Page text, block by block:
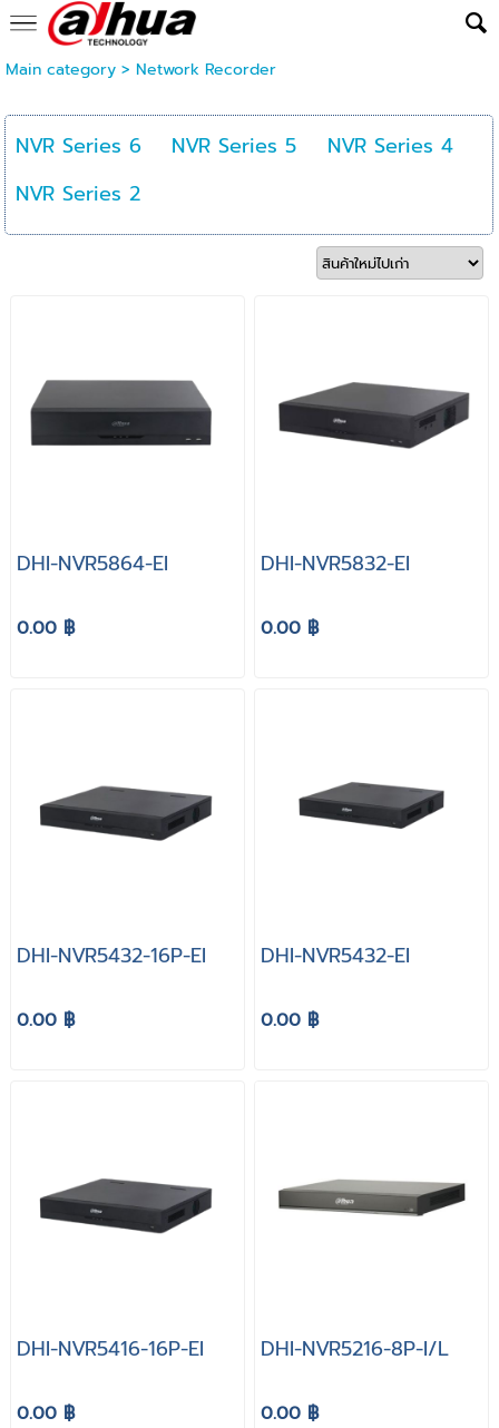
Main category> Network Recorder
NVR Series 6 NVR Series 5
NVR Series 4
NVR Series 2
DHI-NVR5864-EI
0.00 ฿
DHI-NVR5832-EI
0.00 ฿
DHI-NVR5432-16P-EI
0.00 ฿
DHI-NVR5432-EI
0.00 ฿
DHI-NVR5416-16P-EI
0.00 ฿
DHI-NVR5216-8P-I/L
0.00 ฿